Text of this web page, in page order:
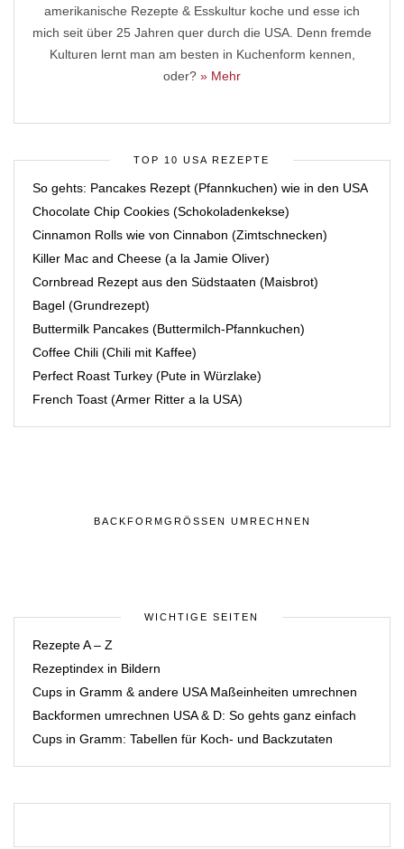
amerikanische Rezepte & Esskultur koche und esse ich
mich seit über 25 Jahren quer durch die USA. Denn fremde
Kulturen lernt man am besten in Kuchenform kennen,
oder? » Mehr
TOP 10 USA REZEPTE
So gehts: Pancakes Rezept (Pfannkuchen) wie in den USA
Chocolate Chip Cookies (Schokoladenkekse)
Cinnamon Rolls wie von Cinnabon (Zimtschnecken)
Killer Mac and Cheese (a la Jamie Oliver)
Cornbread Rezept aus den Südstaaten (Maisbrot)
Bagel (Grundrezept)
Buttermilk Pancakes (Buttermilch-Pfannkuchen)
Coffee Chili (Chili mit Kaffee)
Perfect Roast Turkey (Pute in Würzlake)
French Toast (Armer Ritter a la USA)
BACKFORMGRÖSSEN UMRECHNEN
WICHTIGE SEITEN
Rezepte A – Z
Rezeptindex in Bildern
Cups in Gramm & andere USA Maßeinheiten umrechnen
Backformen umrechnen USA & D: So gehts ganz einfach
Cups in Gramm: Tabellen für Koch- und Backzutaten